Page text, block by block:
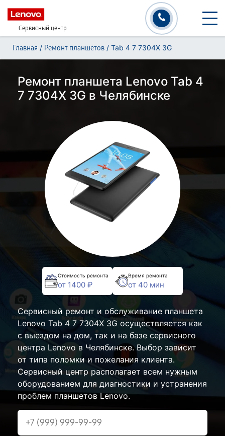
Сервисный центр
Главная / Ремонт планшетов / Tab 4 7 7304X 3G
Ремонт планшета Lenovo Tab 4
7 7304X 3G в Челябинске
Стоимость ремонта
от 1400 ₽
Время ремонта
от 40 мин
Сервисный ремонт и обслуживание планшета
Lenovo Tab 4 7 7304X 3G осуществляется как
с выездом на дом, так и на базе сервисного
центра Lenovo в Челябинске. Выбор зависит
от типа поломки и пожелания клиента.
Сервисный центр располагает всем нужным
оборудованием для диагностики и устранения
проблем планшетов Lenovo.